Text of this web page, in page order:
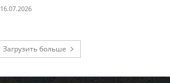
16.07.2026
Загрузить больше